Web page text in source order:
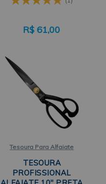
R$ 61,00
Tesoura Para Alfaiate
TESOURA
PROFISSIONAL